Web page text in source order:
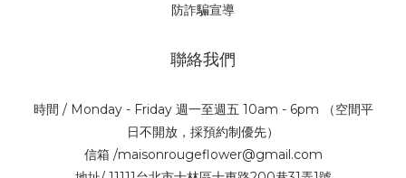
防詐騙宣導
聯絡我們
時間 / Monday - Friday 週一至週五 10am - 6pm （空間平
日不開放，採預約制優先）
信箱 /maisonrougeflower@gmail.com